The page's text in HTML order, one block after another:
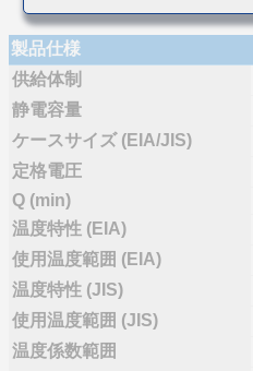
製品仕様
供給体制
静電容量
ケースサイズ (EIA/JIS)
定格電圧
Q (min)
温度特性 (EIA)
使用温度範囲 (EIA)
温度特性 (JIS)
使用温度範囲 (JIS)
温度係数範囲